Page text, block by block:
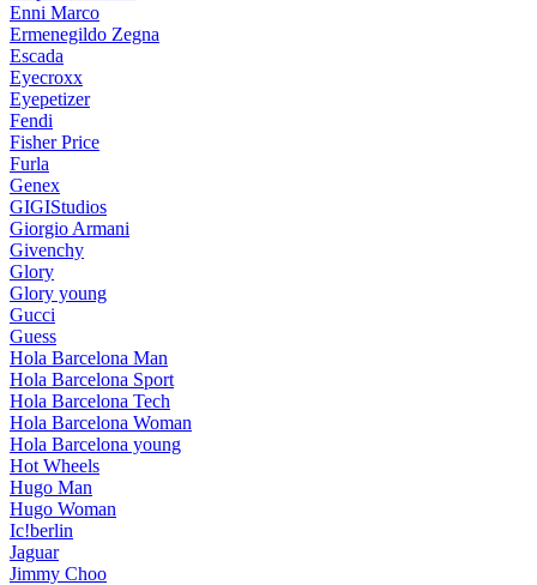
Enni Marco
Ermenegildo Zegna
Escada
Eyecroxx
Eyepetizer
Fendi
Fisher Price
Furla
Genex
GIGIStudios
Giorgio Armani
Givenchy
Glory
Glory young
Gucci
Guess
Hola Barcelona Man
Hola Barcelona Sport
Hola Barcelona Tech
Hola Barcelona Woman
Hola Barcelona young
Hot Wheels
Hugo Man
Hugo Woman
Ic!berlin
Jaguar
Jimmy Choo